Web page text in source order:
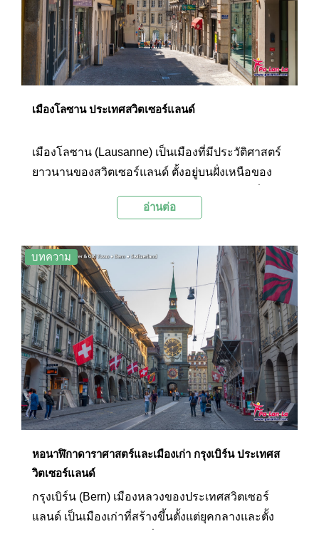
เมืองโลซาน ประเทศสวิตเซอร์แลนด์
เมืองโลซาน (Lausanne) เป็นเมืองที่มีประวัติศาสตร์
ยาวนานของสวิตเซอร์แลนด์ ตั้งอยู่บนฝั่งเหนือของ
ด้วยสภาพภูมิทัศน์ที่โอบล้อมด้วยภูเขา และมีทิวทัศน์
หมายปลายทางยอดนิยมของผู้คนเสมอมา
อ่านต่อ
บทความ
หอนาฬิกาดาราศาสตร์และเมืองเก่า กรุงเบิร์น ประเทศส
วิตเซอร์แลนด์
กรุงเบิร์น (Bern) เมืองหลวงของประเทศสวิตเซอร์
แลนด์ เป็นเมืองเก่าที่สร้างขึ้นตั้งแต่ยุคกลางและตั้ง